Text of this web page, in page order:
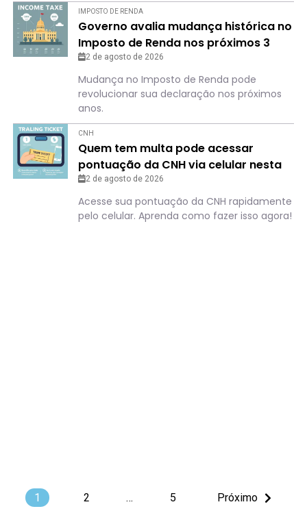
IMPOSTO DE RENDA
Governo avalia mudança histórica no
Imposto de Renda nos próximos 3
anos
2 de agosto de 2026
Mudança no Imposto de Renda pode
revolucionar sua declaração nos próximos
anos.
CNH
Quem tem multa pode acessar
pontuação da CNH via celular nesta
cidade; entenda o passo a passo
2 de agosto de 2026
Acesse sua pontuação da CNH rapidamente
pelo celular. Aprenda como fazer isso agora!
1 2 … 5 Próximo